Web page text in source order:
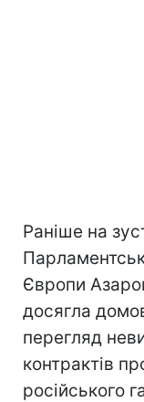
Раніше на
Європи
досягла
перегляд
контрактів
російського